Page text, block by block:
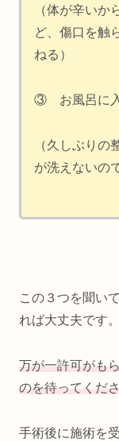
（体が辛いか
ど、傷口を触
ねる）
③ お風呂に入
（久しぶりの
が洗えないの
この３つを聞い
れば大丈夫です。
万が一許可がも
のを待ってくだ
手術後に施術を